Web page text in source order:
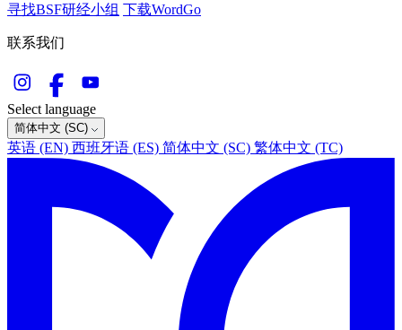
寻找BSF研经小组 下载WordGo
联系我们
Select language
简体中文 (SC)
英语 (EN) 西班牙语 (ES) 简体中文 (SC) 繁体中文 (TC)